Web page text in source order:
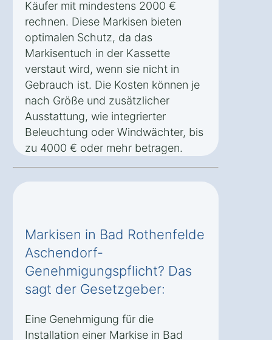
Käufer mit mindestens 2000 €
rechnen. Diese Markisen bieten
optimalen Schutz, da das
Markisentuch in der Kassette
verstaut wird, wenn sie nicht in
Gebrauch ist. Die Kosten können je
nach Größe und zusätzlicher
Ausstattung, wie integrierter
Beleuchtung oder Windwächter, bis
zu 4000 € oder mehr betragen.
Markisen in Bad Rothenfelde
Aschendorf-
Genehmigungspflicht? Das
sagt der Gesetzgeber:
Eine Genehmigung für die
Installation einer Markise in Bad